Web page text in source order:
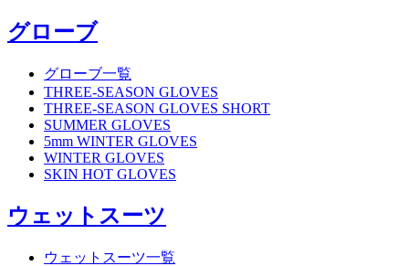
グローブ
グローブ一覧
THREE-SEASON GLOVES
THREE-SEASON GLOVES SHORT
SUMMER GLOVES
5mm WINTER GLOVES
WINTER GLOVES
SKIN HOT GLOVES
ウェットスーツ
ウェットスーツ一覧